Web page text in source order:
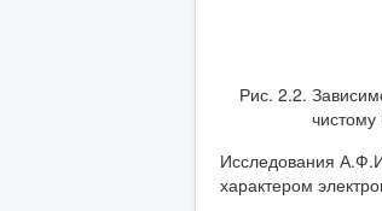
Рис. 2.2.
Исследования
характером